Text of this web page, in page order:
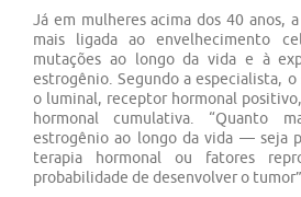
Já em mulheres acima dos 40 anos,
mais ligada ao envelhecimento
mutações ao longo da vida e à
estrogênio. Segundo a especialista,
o luminal, receptor hormonal
hormonal cumulativa. “Quanto
estrogênio ao longo da vida — seja
terapia hormonal ou fatores
probabilidade de desenvolver o